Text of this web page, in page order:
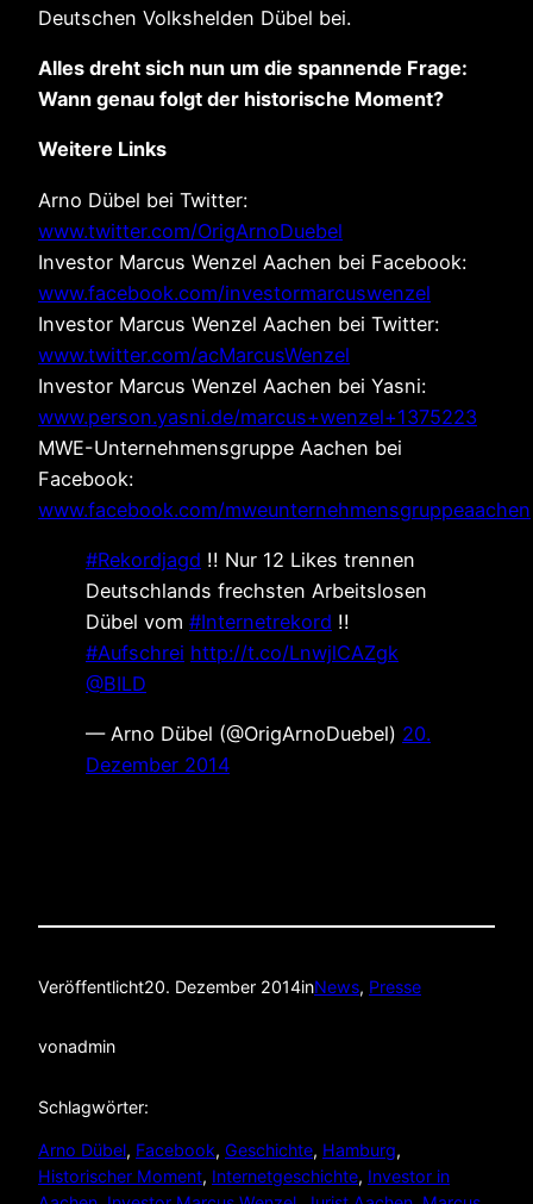
Deutschen Volkshelden Dübel bei.
Alles dreht sich nun um die spannende Frage:
Wann genau folgt der historische Moment?
Weitere Links
Arno Dübel bei Twitter:
www.twitter.com/OrigArnoDuebel
Investor Marcus Wenzel Aachen bei Facebook:
www.facebook.com/investormarcuswenzel
Investor Marcus Wenzel Aachen bei Twitter:
www.twitter.com/acMarcusWenzel
Investor Marcus Wenzel Aachen bei Yasni:
www.person.yasni.de/marcus+wenzel+1375223
MWE-Unternehmensgruppe Aachen bei
Facebook:
www.facebook.com/mweunternehmensgruppeaachen
#Rekordjagd !! Nur 12 Likes trennen
Deutschlands frechsten Arbeitslosen
Dübel vom #Internetrekord !!
#Aufschrei http://t.co/LnwjlCAZgk
@BILD
— Arno Dübel (@OrigArnoDuebel) 20.
Dezember 2014
Veröffentlicht20. Dezember 2014inNews, Presse
vonadmin
Schlagwörter:
Arno Dübel, Facebook, Geschichte, Hamburg
Historischer Moment, Internetgeschichte, Investor in